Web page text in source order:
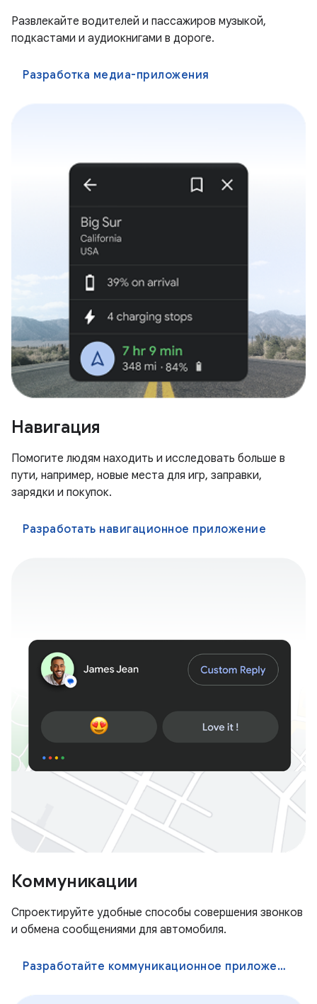
Развлекайте водителей и пассажиров музыкой,
подкастами и аудиокнигами в дороге.
Разработка медиа-приложения
Навигация
Помогите людям находить и исследовать больше в
пути, например, новые места для игр, заправки,
зарядки и покупок.
Разработать навигационное приложение
Коммуникации
Спроектируйте удобные способы совершения звонков
и обмена сообщениями для автомобиля.
Разработайте коммуникационное приложение